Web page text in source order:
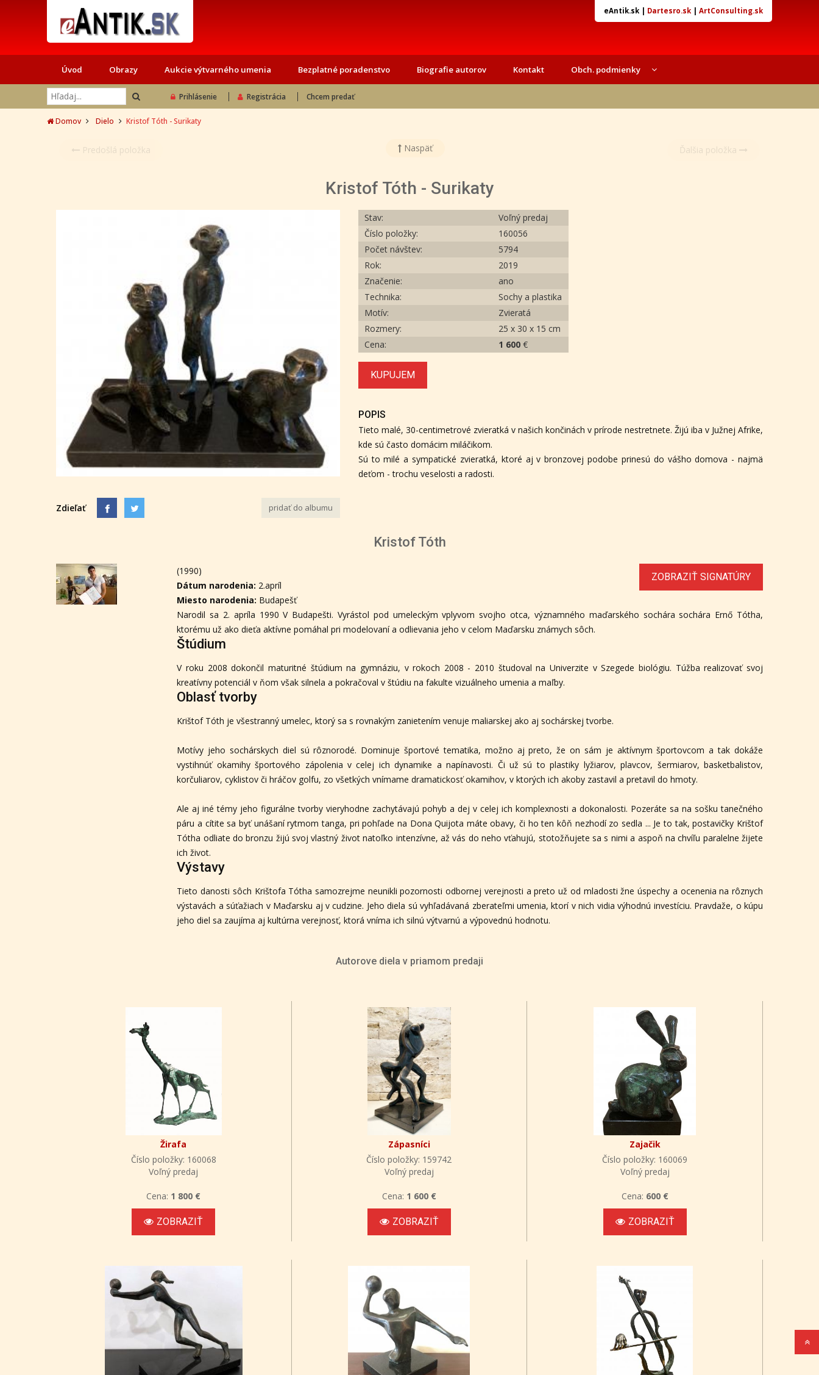
eAntik.sk| Dartesro.sk| ArtConsulting.sk
Úvod Obrazy Aukcie výtvarného umenia Bezplatné poradenstvo Biografie autorov Kontakt Obch. podmienky
Prihlásenie Registrácia Chcem predať
Domov Dielo Kristof Tóth - Surikaty
Predošlá položka Naspäť Ďalšia položka
Kristof Tóth - Surikaty
Zdieľať pridať do albumu
Stav:
Voľný predaj
Číslo položky:
160056
Počet návštev:
5794
Rok:
2019
Značenie:
ano
Technika:
Sochy a plastika
Motív:
Zvieratá
Rozmery:
25 x 30 x 15 cm
Cena:
1 600 €
KUPUJEM
POPIS
Tieto malé, 30-centimetrové zvieratká v našich končinách v prírode nestretnete. Žijú iba v Južnej Afrike,
kde sú často domácim miláčikom.
Sú to milé a sympatické zvieratká, ktoré aj v bronzovej podobe prinesú do vášho domova - najmä
deťom - trochu veselosti a radosti.
Kristof Tóth
ZOBRAZIŤ SIGNATÚRY
(1990)
Dátum narodenia: 2.apríl
Miesto narodenia: Budapešť
Narodil sa 2. apríla 1990 V Budapešti. Vyrástol pod umeleckým vplyvom svojho otca, významného maďarského sochára sochára Ernő Tótha,
ktorému už ako dieťa aktívne pomáhal pri modelovaní a odlievania jeho v celom Maďarsku známych sôch.
Štúdium
V roku 2008 dokončil maturitné štúdium na gymnáziu, v rokoch 2008 - 2010 študoval na Univerzite v Szegede biológiu. Túžba realizovať svoj
kreatívny potenciál v ňom však silnela a pokračoval v štúdiu na fakulte vizuálneho umenia a maľby.
Oblasť tvorby
Krištof Tóth je všestranný umelec, ktorý sa s rovnakým zanietením venuje maliarskej ako aj sochárskej tvorbe.
Motívy jeho sochárskych diel sú rôznorodé. Dominuje športové tematika, možno aj preto, že on sám je aktívnym športovcom a tak dokáže
vystihnúť okamihy športového zápolenia v celej ich dynamike a napínavosti. Či už sú to plastiky lyžiarov, plavcov, šermiarov, basketbalistov,
korčuliarov, cyklistov či hráčov golfu, zo všetkých vnímame dramatickosť okamihov, v ktorých ich akoby zastavil a pretavil do hmoty.
Ale aj iné témy jeho figurálne tvorby vieryhodne zachytávajú pohyb a dej v celej ich komplexnosti a dokonalosti. Pozeráte sa na sošku tanečného
páru a cítite sa byť unášaní rytmom tanga, pri pohľade na Dona Quijota máte obavy, či ho ten kôň nezhodí zo sedla ... Je to tak, postavičky Krištof
Tótha odliate do bronzu žijú svoj vlastný život natoľko intenzívne, až vás do neho vťahujú, stotožňujete sa s nimi a aspoň na chvíľu paralelne žijete
ich život.
Výstavy
Tieto danosti sôch Krištofa Tótha samozrejme neunikli pozornosti odbornej verejnosti a preto už od mladosti žne úspechy a ocenenia na rôznych
výstavách a súťažiach v Maďarsku aj v cudzine. Jeho diela sú vyhľadávaná zberateľmi umenia, ktorí v nich vidia výhodnú investíciu. Pravdaže, o kúpu
jeho diel sa zaujíma aj kultúrna verejnosť, ktorá vníma ich silnú výtvarnú a výpovednú hodnotu.
Autorove diela v priamom predaji
Žirafa
Číslo položky: 160068
Voľný predaj
Cena: 1 800 €
ZOBRAZIŤ
Zápasníci
Číslo položky: 159742
Voľný predaj
Cena: 1 600 €
ZOBRAZIŤ
Zajačik
Číslo položky: 160069
Voľný predaj
Cena: 600 €
ZOBRAZIŤ